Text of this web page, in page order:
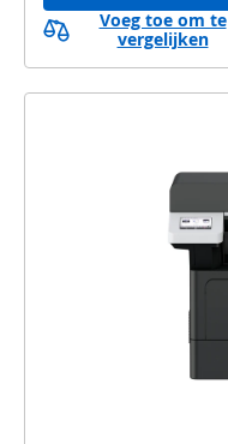
Voeg toe om te
vergelijken